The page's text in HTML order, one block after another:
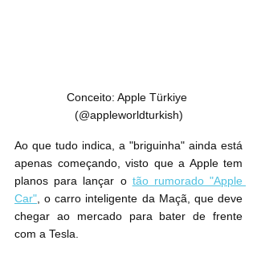
Conceito: Apple Türkiye
(@appleworldturkish)
Ao que tudo indica, a "briguinha" ainda está
apenas começando, visto que a Apple tem
planos para lançar o tão rumorado "Apple
Car" , o carro inteligente da Maçã, que deve
chegar ao mercado para bater de frente
com a Tesla.